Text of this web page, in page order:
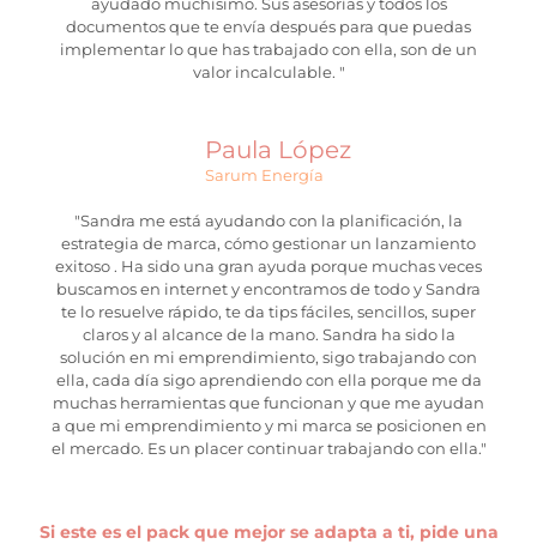
documentos que te envía después para que puedas
implementar lo que has trabajado con ella, son de un
valor incalculable. "
Paula López
Sarum Energía
"Sandra me está ayudando con la planificación, la
estrategia de marca, cómo gestionar un lanzamiento
exitoso . Ha sido una gran ayuda porque muchas veces
buscamos en internet y encontramos de todo y Sandra
te lo resuelve rápido, te da tips fáciles, sencillos, super
claros y al alcance de la mano. Sandra ha sido la
solución en mi emprendimiento, sigo trabajando con
ella, cada día sigo aprendiendo con ella porque me da
muchas herramientas que funcionan y que me ayudan
a que mi emprendimiento y mi marca se posicionen en
el mercado. Es un placer continuar trabajando con ella."
Si este es el pack que mejor se adapta a ti, pide una